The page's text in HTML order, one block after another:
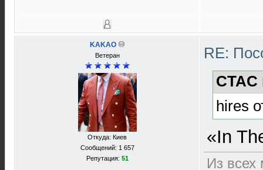
KAKAO
Ветеран
Откуда: Киев
Сообщений: 1 657
Репутация: 51
RE:
hires
«In
Из всех